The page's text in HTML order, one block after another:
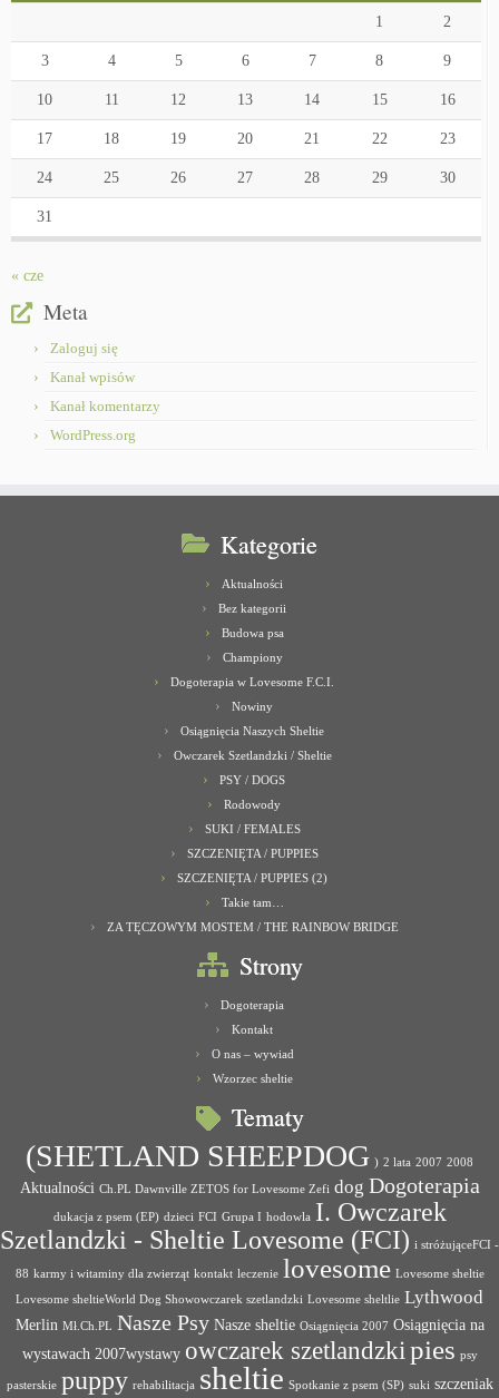
1 2
3 4 5 6 7 8 9
10 11 12 13 14 15 16
17 18 19 20 21 22 23
24 25 26 27 28 29 30
31
« cze
Meta
Zaloguj się
Kanał wpisów
Kanał komentarzy
WordPress.org
Kategorie
Aktualności
Bez kategorii
Budowa psa
Championy
Dogoterapia w Lovesome F.C.I.
Nowiny
Osiągnięcia Naszych Sheltie
Owczarek Szetlandzki / Sheltie
PSY / DOGS
Rodowody
SUKI / FEMALES
SZCZENIĘTA / PUPPIES
SZCZENIĘTA / PUPPIES (2)
Takie tam…
ZA TĘCZOWYM MOSTEM / THE RAINBOW BRIDGE
Strony
Dogoterapia
Kontakt
O nas – wywiad
Wzorzec sheltie
Tematy
(SHETLAND SHEEPDOG ) 2 lata 2007 2008
Aktualności Ch.PL Dawnville ZETOS for Lovesome Zefi dog Dogoterapia
dukacja z psem (EP) dzieci FCI Grupa I hodowla I. Owczarek
Szetlandzki - Sheltie Lovesome (FCI) i stróżująceFCI -
88 karmy i witaminy dla zwierząt kontakt leczenie lovesome Lovesome sheltie
Lovesome sheltieWorld Dog Showowczarek szetlandzki Lovesome sheltlie Lythwood
Merlin Mł.Ch.PL Nasze Psy Nasze sheltie Osiągnięcia 2007 Osiągnięcia na
wystawach 2007wystawy owczarek szetlandzkipies psy
pasterskie puppy rehabilitacja sheltie Spotkanie z psem (SP) suki szczeniak